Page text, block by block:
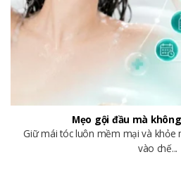
Mẹo gội đầu mà
Giữ mái tóc luôn mềm mại và khỏe
vào chế...